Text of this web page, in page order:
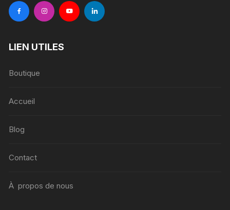
LIEN UTILES
Boutique
Accueil
Blog
Contact
À propos de nous